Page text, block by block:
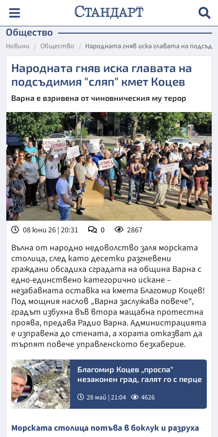
Общество
Новини Общество Народната гняв иска главата на
Народната гняв иска главата на
подсъдимия "сляп" кмет Коцев
Варна е взривена от чиновническия му терор
08 юни 26 | 20:31 0 2867
Вълна от народно недоволство заля морската
столица, след като десетки разгневени
граждани обсадиха сградата на община Варна с
едно-единствено категорично искане –
незабавната оставка на кмета Благомир Коцев!
Под мощния наслов „Варна заслужава повече“,
градът избухна във втора мащабна протестна
проява, предава Радио Варна. Администрацията
е изправена до стената, а хората отказват да
търпят повече управленското безхаберие.
Благомир Коцев „проспа“
незаконен град, галят го с перце
28 май | 21:04 4626
Морската столица потъва в боклук и разруха